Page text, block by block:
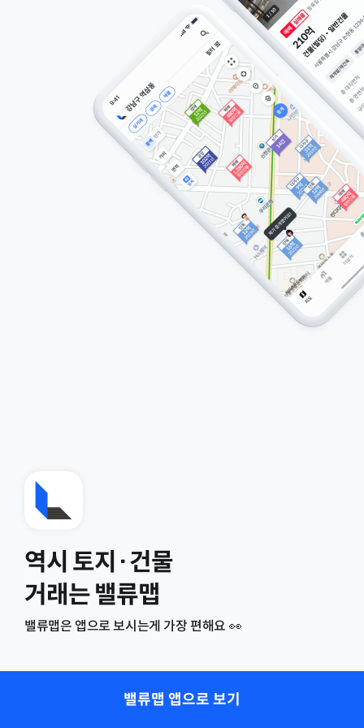
역시 토지·건물
거래는 밸류맵
밸류맵은 앱으로 보시는게 가장 편해요 👀
밸류맵 앱으로 보기